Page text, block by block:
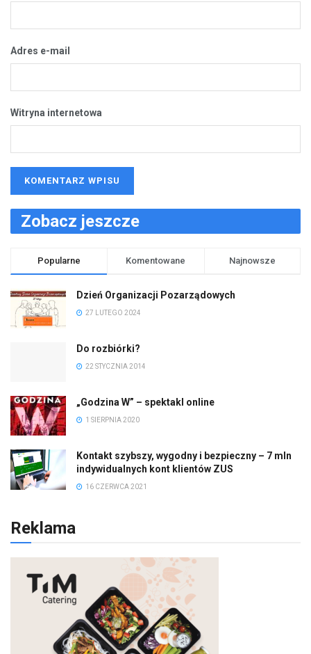
Adres e-mail
Witryna internetowa
Zobacz jeszcze
Popularne Komentowane Najnowsze
Dzień Organizacji Pozarządowych
27 LUTEGO 2024
Do rozbiórki?
22 STYCZNIA 2014
„Godzina W” – spektakl online
1 SIERPNIA 2020
Kontakt szybszy, wygodny i bezpieczny – 7 mln
indywidualnych kont klientów ZUS
16 CZERWCA 2021
Reklama